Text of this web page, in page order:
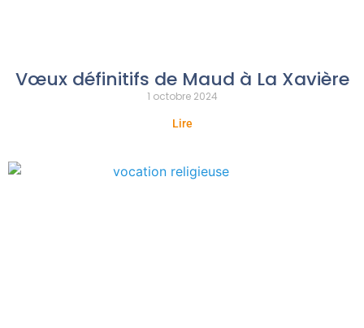
Vœux définitifs de Maud à La Xavière
1 octobre 2024
Lire